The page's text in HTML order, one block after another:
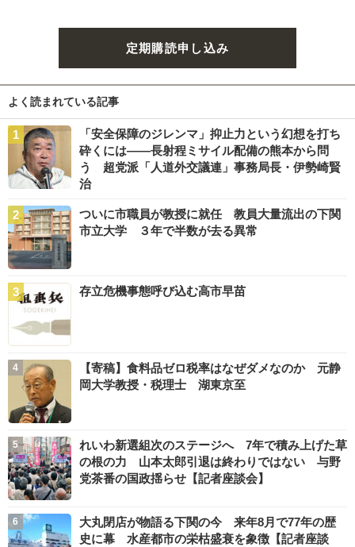
定期購読申し込み
よく読まれている記事
「安全保障のジレンマ」抑止力という幻想を打ち
砕くには――長射程ミサイル配備の熊本から問
う 超党派「人道外交議連」事務局長・伊勢崎賢
治
ついに市職員が教授に就任 教員大量流出の下関
市立大学 ３年で半数が去る異常
存立危機事態呼び込む高市早苗
【寄稿】食料品ゼロ税率はなぜダメなのか 元静
岡大学教授・税理士 湖東京至
れいわ新選組次のステージへ 7年で積み上げた草
の根の力 山本太郎引退は終わりではない 与野
党茶番の国政揺らせ【記者座談会】
大丸閉店が物語る下関の今 来年8月で77年の歴
史に幕 水産都市の栄枯盛衰を象徴【記者座談